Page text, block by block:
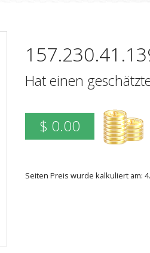
Hat einen
$ 0.00
Seiten Preis wurde kalkuliert am: